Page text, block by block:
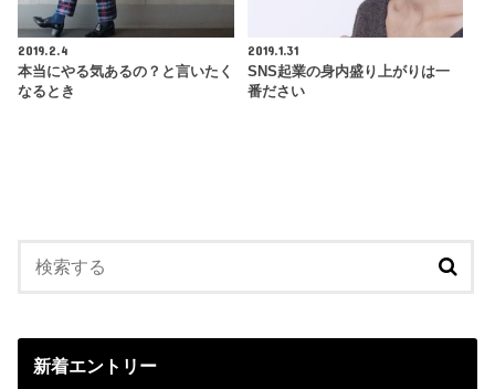
2019.2.4
本当にやる気あるの？と言いたく
なるとき
2019.1.31
SNS起業の身内盛り上がりは一
番ださい
新着エントリー